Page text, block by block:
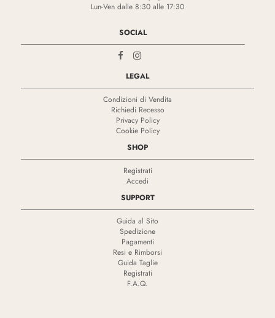
Lun-Ven dalle 8:30 alle 17:30
SOCIAL
LEGAL
Condizioni di Vendita
Richiedi Recesso
Privacy Policy
Cookie Policy
SHOP
Registrati
Accedi
SUPPORT
Guida al Sito
Spedizione
Pagamenti
Resi e Rimborsi
Guida Taglie
Registrati
F.A.Q.